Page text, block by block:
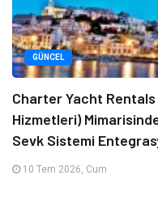
GÜNCEL
Charter Yacht
Hizmetleri)
Sevk Sistemi
10 Tem 2026, Cum